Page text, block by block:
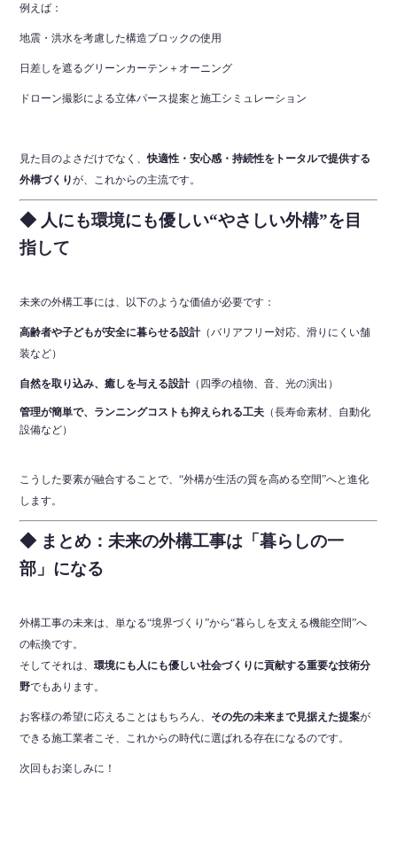
例えば：
地震・洪水を考慮した構造ブロックの使用
日差しを遮るグリーンカーテン＋オーニング
ドローン撮影による立体パース提案と施工シミュレーション
見た目のよさだけでなく、快適性・安心感・持続性をトータルで提供する
外構づくりが、これからの主流です。
◆ 人にも環境にも優しい“やさしい外構”を目
指して
未来の外構工事には、以下のような価値が必要です：
高齢者や子どもが安全に暮らせる設計（バリアフリー対応、滑りにくい舗
装など）
自然を取り込み、癒しを与える設計（四季の植物、音、光の演出）
管理が簡単で、ランニングコストも抑えられる工夫 （長寿命素材、自動化
設備など）
こうした要素が融合することで、“外構が生活の質を高める空間”へと進化
します。
◆ まとめ：未来の外構工事は「暮らしの一
部」になる
外構工事の未来は、単なる“境界づくり”から“暮らしを支える機能空間”へ
の転換です。
そしてそれは、環境にも人にも優しい社会づくりに貢献する重要な技術分
野でもあります。
お客様の希望に応えることはもちろん、 その先の未来まで見据えた提案が
できる施工業者こそ、これからの時代に選ばれる存在になるのです。
次回もお楽しみに！